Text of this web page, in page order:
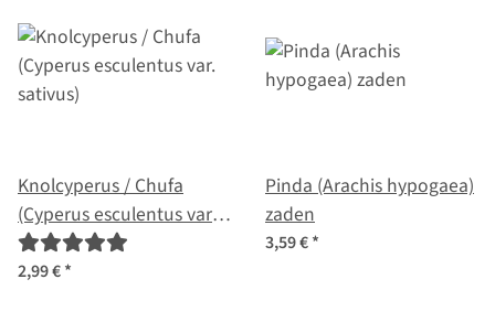
Knolcyperus / Chufa
(Cyperus esculentus var.
sativus)
2,99 €*
Pinda (Arachis hypogaea)
zaden
3,59 €*